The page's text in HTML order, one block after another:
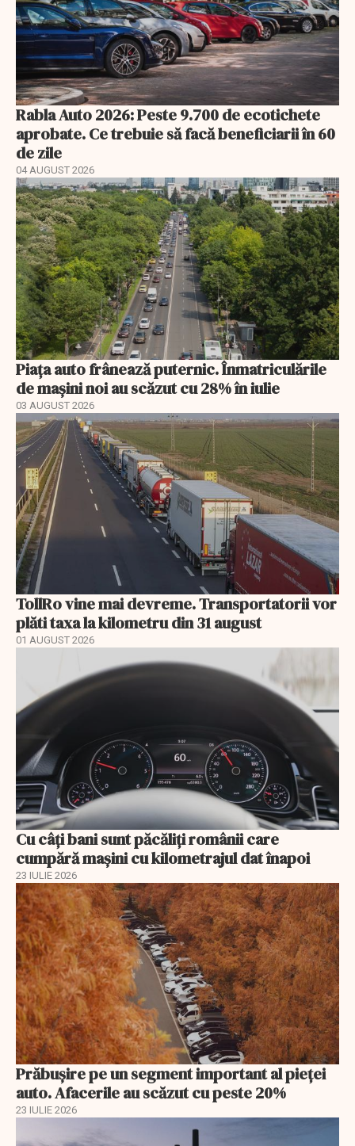
Rabla Auto 2026: Peste 9.700 de ecotichete
aprobate. Ce trebuie să facă beneficiarii în 60
de zile
04 AUGUST 2026
Piața auto frânează puternic. Înmatriculările
de mașini noi au scăzut cu 28% în iulie
03 AUGUST 2026
TollRo vine mai devreme. Transportatorii vor
plăti taxa la kilometru din 31 august
01 AUGUST 2026
Cu câţi bani sunt păcăliţi românii care
cumpără maşini cu kilometrajul dat înapoi
23 IULIE 2026
Prăbușire pe un segment important al pieței
auto. Afacerile au scăzut cu peste 20%
23 IULIE 2026